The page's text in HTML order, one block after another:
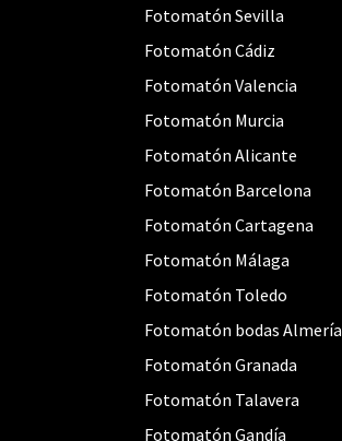
Fotomatón Sevilla
Fotomatón Cádiz
Fotomatón Valencia
Fotomatón Murcia
Fotomatón Alicante
Fotomatón Barcelona
Fotomatón Cartagena
Fotomatón Málaga
Fotomatón Toledo
Fotomatón bodas Almería
Fotomatón Granada
Fotomatón Talavera
Fotomatón Gandía